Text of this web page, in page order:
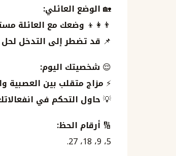
🏡الوضع العائلي:
👨‍👩‍👦 وضعك مع العائلة
📌 قد تضطر إلى التدخل لحل
😌 شخصيتك اليوم:
⚡ مزاج متقلب بين العصبية
💡حاول التحكم في
🔢 أرقام الحظ:
5، 9، 18، 27.